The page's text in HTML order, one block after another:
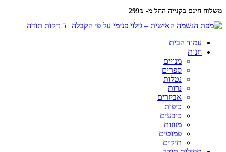
משלוח חינם בקנייה החל מ- 299₪
עמוד הבית
חנות
מנויים
ספרים
נטלות
נרות
אביזרים
כיפות
כובעים
מזוזות
פמוטים
תיקים